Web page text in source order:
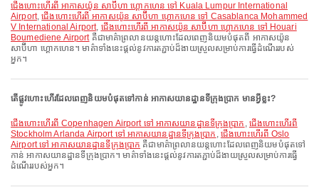
ជើងហោះហើរពី អាកាសយ៉ូន សាប៊ីហា ហ្គោកហេន ទៅ Kuala Lumpur International
Airport,ជើងហោះហើរពី អាកាសយ៉ូន សាប៊ីហា ហ្គោកហេន ទៅ Casablanca Mohammed
V International Airport, ជើងហោះហើរពី អាកាសយ៉ូន សាប៊ីហា ហ្គោកហេន ទៅ Houari
Boumediene Airportគឺជាមាគ៌ាព្រលានយន្តហោះដែលពេញនិយមបំផុតពី អាកាសយ៉ូន
សាប៊ីហា ហ្គោកហេន។ មាគ៌ាទាំងនេះផ្តល់នូវការតភ្ជាប់ដ៏ងាយស្រួលសម្រាប់ការធ្វើដំណើររបស់
អ្នក។
តើផ្លូវហោះហើរដែលពេញនិយមបំផុតទៅកាន់ អាកាសយានដ្ឋានទីក្រុងប្រាក មានអ្វីខ្លះ?
ជើងហោះហើរពី Copenhagen Airport ទៅ អាកាសយានដ្ឋានទីក្រុងប្រាក , ជើងហោះហើរពី
Stockholm Arlanda Airport ទៅ អាកាសយានដ្ឋានទីក្រុងប្រាក , ជើងហោះហើរពី Oslo
Airport ទៅ អាកាសយានដ្ឋានទីក្រុងប្រាក គឺជាមាគ៌ាព្រលានយន្តហោះដែលពេញនិយមបំផុតទៅ
កាន់ អាកាសយានដ្ឋានទីក្រុងប្រាក។ មាគ៌ាទាំងនេះផ្តល់នូវការតភ្ជាប់ដ៏ងាយស្រួលសម្រាប់ការធ្វើ
ដំណើររបស់អ្នក។